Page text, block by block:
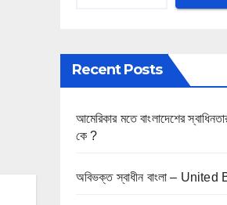
Recent Posts
আমেরিকার মতে বাংলাদেশের
কে ?
অবিভক্ত স্বাধীন বাংলা – United